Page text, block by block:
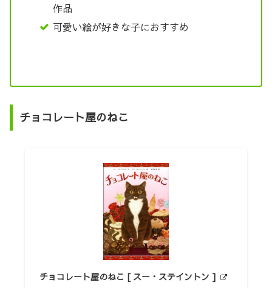
作品
可愛い絵が好きな子におすすめ
チョコレート屋のねこ
チョコレート屋のねこ [ スー・ステイントン ]